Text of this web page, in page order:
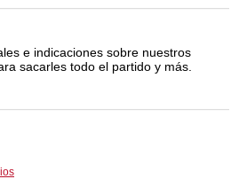
e indicaciones sobre nuestros
sacarles todo el partido y más.